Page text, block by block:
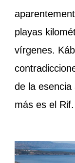
playas
vírgenes.
de la esencia
más es el Rif.